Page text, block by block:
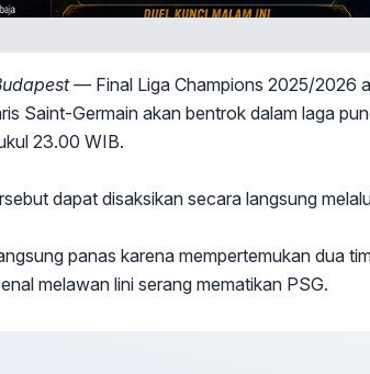
—Final Liga Champions 2025/2026
Saint-Germain akan bentrok dalam laga
23.00 WIB.
dapat disaksikan secara langsung
panas karena mempertemukan dua
melawan lini serang mematikan PSG.